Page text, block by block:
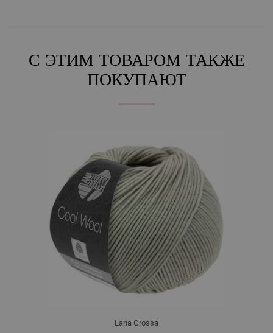
С ЭТИМ ТОВАРОМ ТАКЖЕ
ПОКУПАЮТ
Lana Grossa